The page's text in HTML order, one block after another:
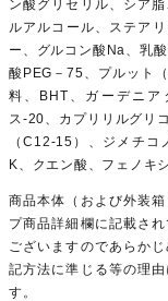
ン酸グリセリル、シア
ルアルコール、ステア
ー、グルコン酸Na、乳
酸PEG－75、プルット
料、BHT、ガーデニ
ス-20、カプリリルグリ
（C12-15）、ジメチ
K、クエン酸、フェノキ
商品本体（および外装
プ商品詳細欄に記載さ
ございますのであらか
記方法に準じる等の理
す。